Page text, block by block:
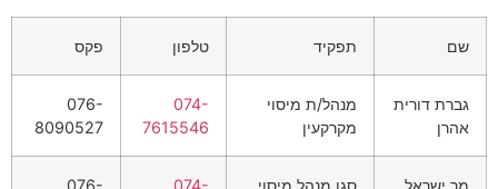
שם תפקיד טלפון פקס
גברת דורית
אהרן
מנהל/ת מיסוי
מקרקעין
074-
7615546
076-
8090527
מר ישראל
סגן מנהל מיסוי
074-
076-